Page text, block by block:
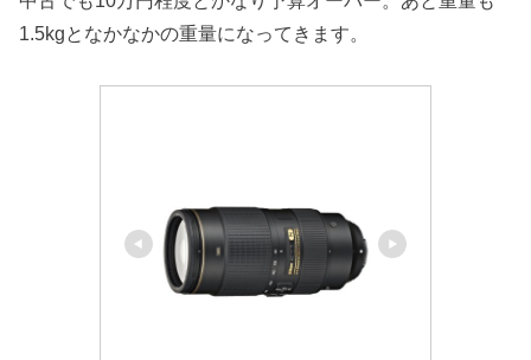
1.5kgとなかなかの重量になってきます。